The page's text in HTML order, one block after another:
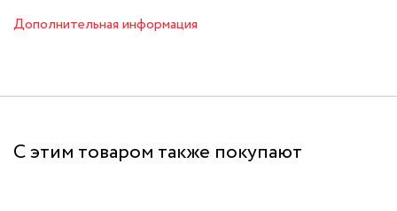
Дополнительная информация
С этим товаром также покупают